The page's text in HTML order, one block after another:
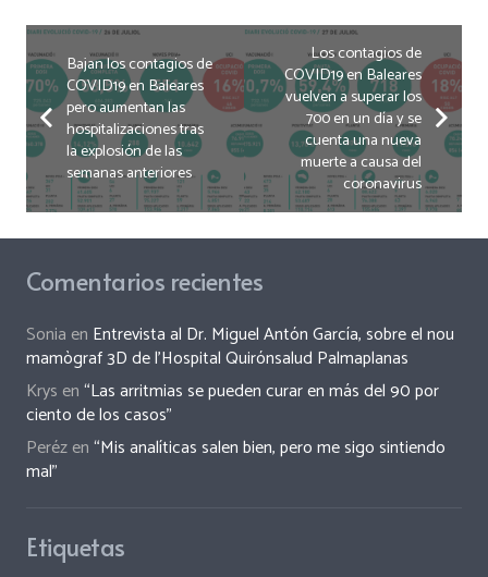
Bajan los contagios de
COVID19 en Baleares
pero aumentan las
hospitalizaciones tras
la explosión de las
semanas anteriores
Los contagios de
COVID19 en Baleares
vuelven a superar los
700 en un día y se
cuenta una nueva
muerte a causa del
coronavirus
Comentarios recientes
Sonia en Entrevista al Dr. Miguel Antón García, sobre el nou
mamògraf 3D de l’Hospital Quirónsalud Palmaplanas
Krys en“Las arritmias se pueden curar en más del 90 por
ciento de los casos”
Perézen“Mis analíticas salen bien, pero me sigo sintiendo
mal”
Etiquetas